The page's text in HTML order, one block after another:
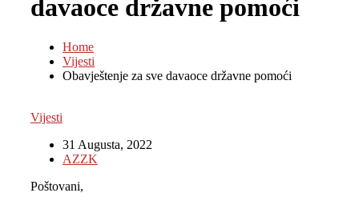
davaoce državne pomoći
Home
Vijesti
Obavještenje za sve davaoce državne pomoći
Vijesti
31 Augusta, 2022
AZZK
Poštovani,